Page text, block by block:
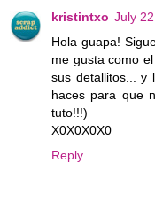
kristintxo July
Hola guapa!
me gusta como
sus detallitos... y
haces para que
tuto!!!)
X0X0X0X0
Reply